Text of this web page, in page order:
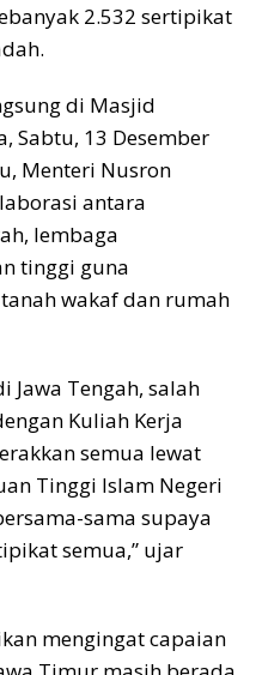
2.532 sertipikat
di Masjid
Sabtu, 13 Desember
Menteri Nusron
antara
lembaga
tinggi guna
wakaf dan rumah
Jawa Tengah, salah
Kuliah Kerja
semua lewat
Tinggi Islam Negeri
sama supaya
semua,” ujar
mengingat capaian